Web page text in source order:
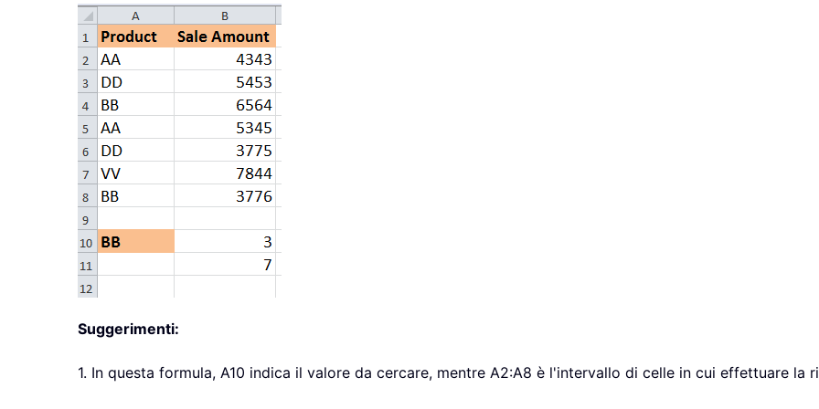
Suggerimenti:
1. In questa formula, A10 indica il valore da cercare, mentre A2:A8 è l'intervallo di celle in cui effettuare la